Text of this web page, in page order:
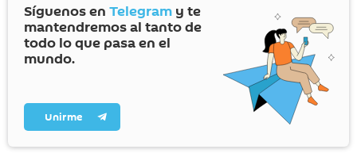
Síguenos en Telegram y te
mantendremos al tanto de
todo lo que pasa en el
mundo.
Unirme